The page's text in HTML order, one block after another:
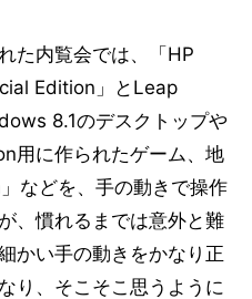
た内覧会では、「HP
Edition」とLeap
8.1のデスクトップや
用に作られたゲーム、地
などを、手の動きで操作
、慣れるまでは意外と難
かい手の動きをかなり正
り、そこそこ思うように